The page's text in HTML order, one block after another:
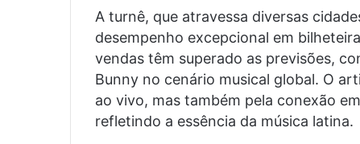
A turnê, que atravessa diversas
desempenho excepcional em
vendas têm superado as previsões,
Bunny no cenário musical global. O
ao vivo, mas também pela conexão
refletindo a essência da música latina.